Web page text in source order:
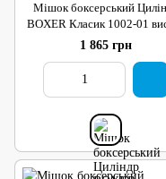
Мішок боксерський
BOXER Класик 1002-01
140см чорний
1 865 грн